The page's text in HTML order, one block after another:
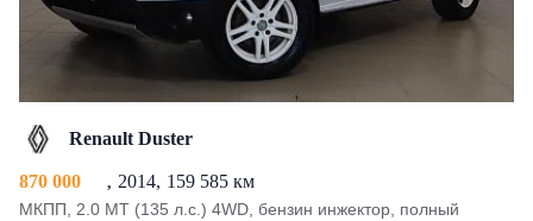
Renault Duster
870 000 2014 159 585 км
МКПП, 2.0 MT (135 л.с.) 4WD, бензин инжектор, полный